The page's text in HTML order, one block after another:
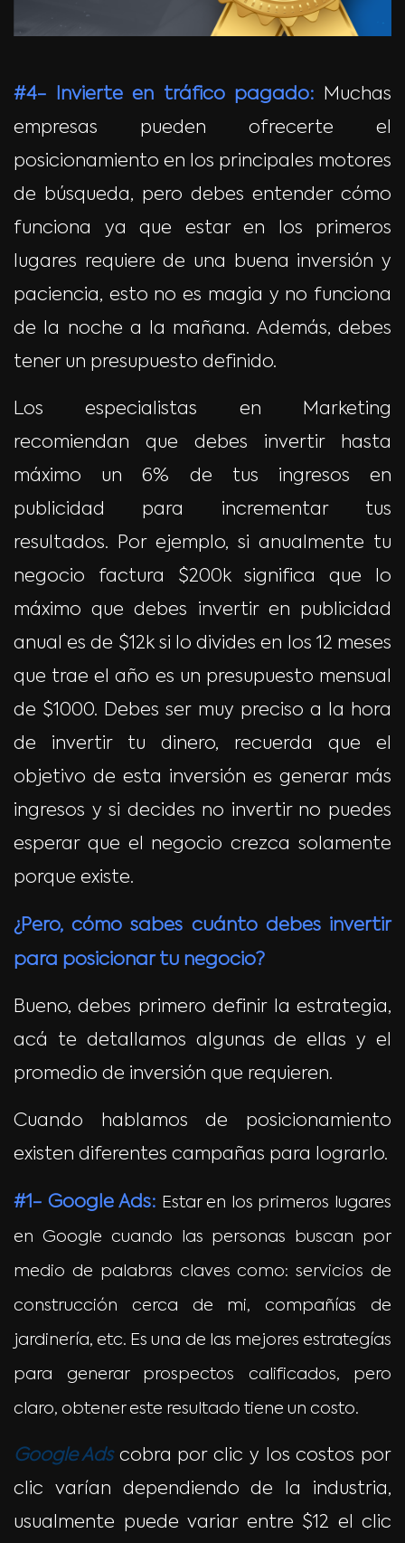
#4- Invierte en tráfico pagado: Muchas
empresas pueden ofrecerte el
posicionamiento en los principales motores
de búsqueda, pero debes entender cómo
funciona ya que estar en los primeros
lugares requiere de una buena inversión y
paciencia, esto no es magia y no funciona
de la noche a la mañana. Además, debes
tener un presupuesto definido.
Los especialistas en Marketing
recomiendan que debes invertir hasta
máximo un 6% de tus ingresos en
publicidad para incrementar tus
resultados. Por ejemplo, si anualmente tu
negocio factura $200k significa que lo
máximo que debes invertir en publicidad
anual es de $12k si lo divides en los 12 meses
que trae el año es un presupuesto mensual
de $1000. Debes ser muy preciso a la hora
de invertir tu dinero, recuerda que el
objetivo de esta inversión es generar más
ingresos y si decides no invertir no puedes
esperar que el negocio crezca solamente
porque existe.
¿Pero, cómo sabes cuánto debes invertir
para posicionar tu negocio?
Bueno, debes primero definir la estrategia,
acá te detallamos algunas de ellas y el
promedio de inversión que requieren.
Cuando hablamos de posicionamiento
existen diferentes campañas para lograrlo.
#1- Google Ads: Estar en los primeros lugares
en Google cuando las personas buscan por
medio de palabras claves como: servicios de
construcción cerca de mi, compañías de
jardinería, etc. Es una de las mejores estrategías
para generar prospectos calificados, pero
claro, obtener este resultado tiene un costo.
Google Adscobra por clic y los costos por
clic varían dependiendo de la industria,
usualmente puede variar entre $12 el clic